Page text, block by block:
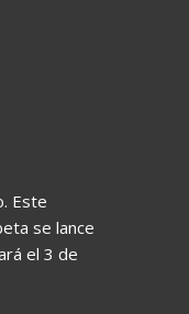
Este
se lance
el 3 de